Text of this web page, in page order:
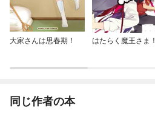
大家さんは思春期！ はたらく魔王さま！
同じ作者の本